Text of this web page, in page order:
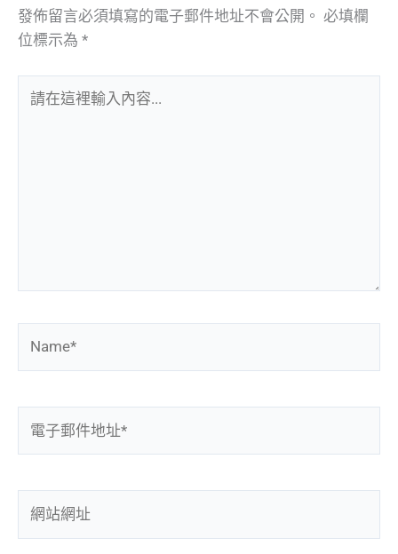
發佈留言必須填寫的電子郵件地址不會公開。 必填欄
位標示為 *
在
件
地
址
站